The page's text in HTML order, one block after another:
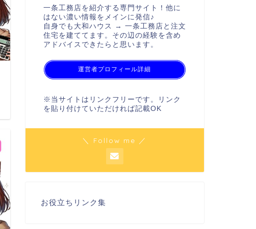
一条工務店を紹介する専門サイト！他に
はない濃い情報をメインに発信♪
自身でも大和ハウス → 一条工務店と注文
住宅を建ててます。その辺の経験を含め
アドバイスできたらと思います。
運営者プロフィール詳細
※当サイトはリンクフリーです。リンク
を貼り付けていただければ記載OK
＼ Follow me ／
お役立ちリンク集